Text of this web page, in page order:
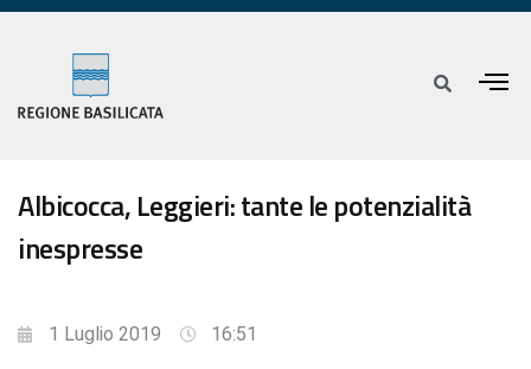
Albicocca, Leggieri: tante le potenzialità
inespresse
1 Luglio 2019 16:51